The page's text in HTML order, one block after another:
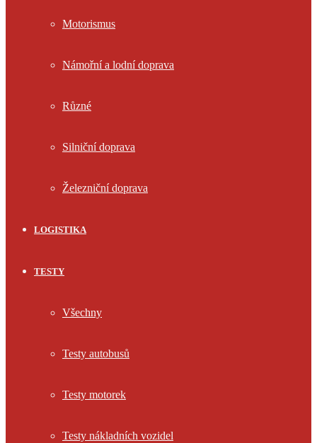
Motorismus
Námořní a lodní doprava
Různé
Silniční doprava
Železniční doprava
LOGISTIKA
TESTY
Všechny
Testy autobusů
Testy motorek
Testy nákladních vozidel